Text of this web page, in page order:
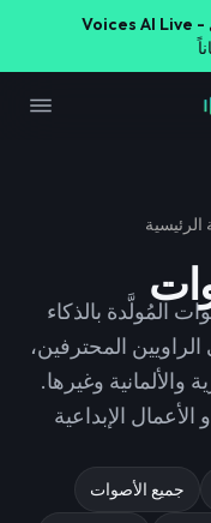
Voices AI Live -
المُولَّدة بالذكاء
المحترفين،
والألمانية وغيرها.
جميع الأصوات